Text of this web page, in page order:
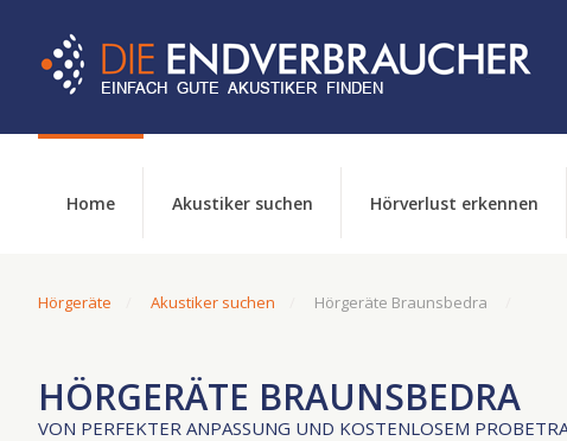
Home Akustiker suchen Hörverlust erkennen
Hörgeräte Akustiker suchen Hörgeräte Braunsbedra
HÖRGERÄTE BRAUNSBEDRA
VON PERFEKTER ANPASSUNG UND KOSTENLOSEM